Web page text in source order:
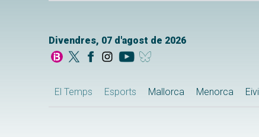
Divendres, 07 d'agost de 2026
El Temps Esports Mallorca Menorca